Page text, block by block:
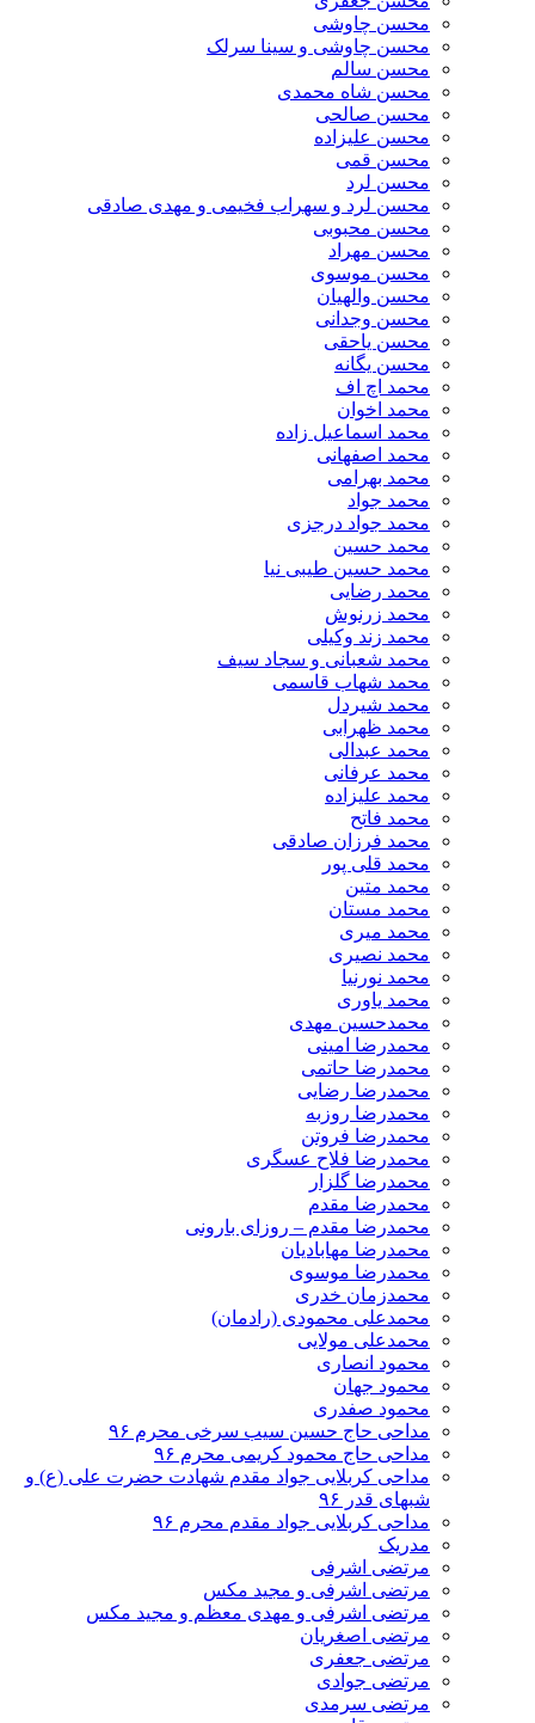
محسن چاوشی
محسن چاوشی و سینا سرلک
محسن سالم
محسن شاه محمدی
محسن صالحی
محسن علیزاده
محسن قمی
محسن لرد
محسن لرد و سهراب فخیمی و مهدی صادقی
محسن محبوبی
محسن مهراد
محسن موسوی
محسن والهیان
محسن وجدانی
محسن یاحقی
محسن یگانه
محمد اچ اف
محمد اخوان
محمد اسماعیل زاده
محمد اصفهانی
محمد بهرامی
محمد جواد
محمد جواد درجزی
محمد حسین
محمد حسین طیبی نیا
محمد رضایی
محمد زرنوش
محمد زند وکیلی
محمد شعبانی و سجاد سیف
محمد شهاب قاسمی
​محمد شیردل
محمد ظهرابی
محمد عبدالی
محمد عرفانی
محمد علیزاده
محمد فاتح
محمد فرزان صادقی
محمد قلی پور
محمد متین
محمد مستان
محمد میری
محمد نصیری
محمد نورنیا
محمد یاوری
محمدحسین مهدی
محمدرضا امینی
محمدرضا حاتمی
محمدرضا رضایی
محمدرضا روزبه
محمدرضا فروتن
محمدرضا فلاح عسگری
محمدرضا گلزار
محمدرضا مقدم
محمدرضا مقدم – روزای بارونی
محمدرضا مهابادیان
محمدرضا موسوی
محمدزمان خدری
محمدعلی محمودی (رادمان)
محمدعلی مولایی
محمود انصاری
محمود جهان
محمود صفدری
مداحی حاج حسین سیب سرخی محرم ۹۶
مداحی حاج محمود کریمی محرم ۹۶
مداحی کربلایی جواد مقدم شهادت حضرت علی (ع) و
شبهای قدر ۹۶
مداحی کربلایی جواد مقدم محرم ۹۶
مدریک
مرتضی اشرفی
مرتضی اشرفی و مجید مکس
مرتضی اشرفی و مهدی معظم و مجید مکس
مرتضی اصغریان
مرتضی جعفری
مرتضی جوادی
مرتضی سرمدی